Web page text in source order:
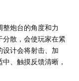
炮台的角度和力
散，会使玩家在紧
计会将射击、加
、触摸反馈清晰，